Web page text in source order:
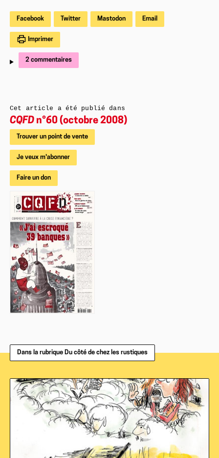
Facebook Twitter Mastodon Email
Imprimer
2 commentaires
Cet article a été publié dans
CQFD n°60 (octobre 2008)
Trouver un point de vente
Je veux m'abonner
Faire un don
Dans la rubrique Du côté de chez les rustiques